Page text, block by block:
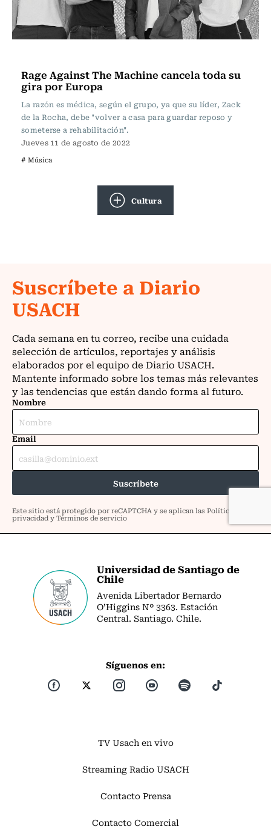
Rage Against The Machine cancela toda su
gira por Europa
La razón es médica, según el grupo, ya que su líder, Zack
de la Rocha, debe "volver a casa para guardar reposo y
someterse a rehabilitación".
Jueves 11 de agosto de 2022
# Música
Cultura
Universidad de Santiago de
Chile
Avenida Libertador Bernardo
O’Higgins Nº 3363. Estación
Central. Santiago. Chile.
Síguenos en:
TV Usach en vivo
Streaming Radio USACH
Contacto Prensa
Contacto Comercial